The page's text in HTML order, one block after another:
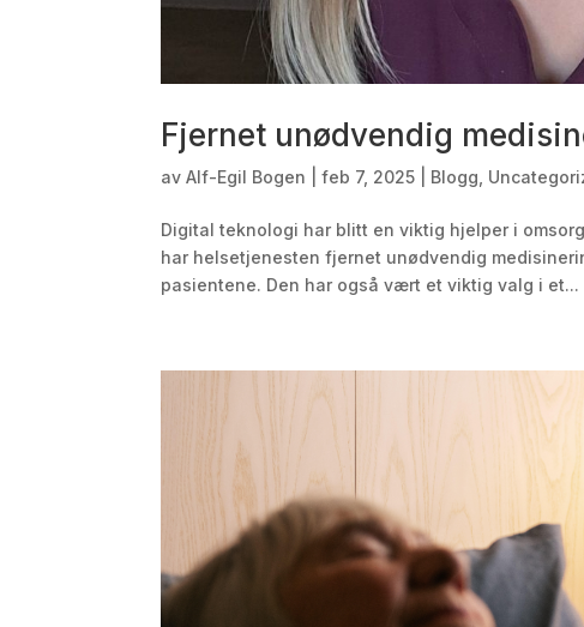
Fjernet unødvendig
avAlf-Egil Bogen |feb 7, 2025 Blogg
Digital teknologi har blitt en viktig hjelper i
har helsetjenesten fjernet unødvendig
pasientene. Den har også vært et viktig valg i et...